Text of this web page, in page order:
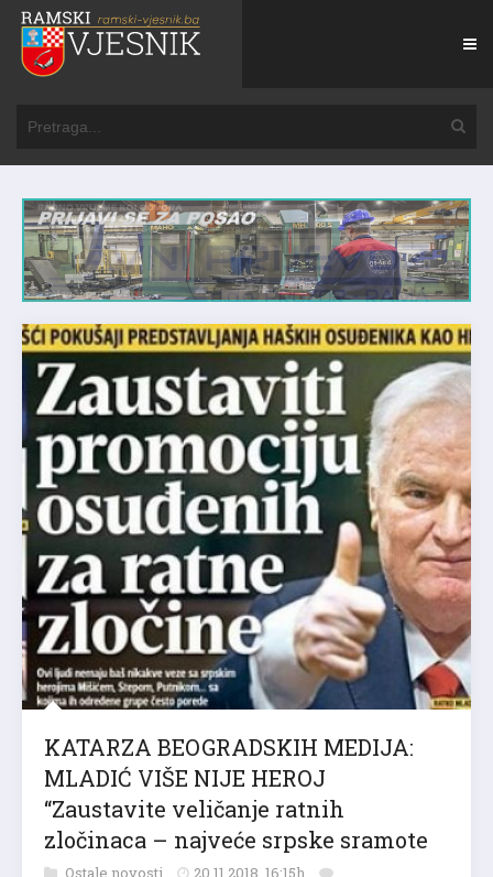
KATARZA BEOGRADSKIH MEDIJA:
MLADIĆ VIŠE NIJE HEROJ
“Zaustavite veličanje ratnih
zločinaca – najveće srpske sramote
Ostale novosti 20.11.2018. 16:15h